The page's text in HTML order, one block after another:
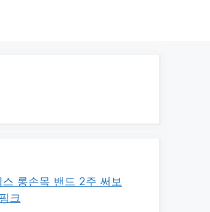
스 롱손목 밴드 2주 써보
크